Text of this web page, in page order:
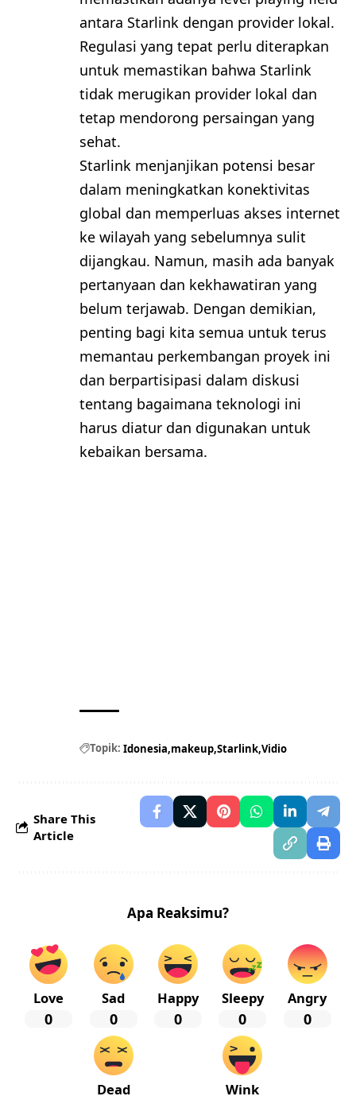
antara Starlink dengan provider lokal.
Regulasi yang tepat perlu diterapkan
untuk memastikan bahwa Starlink
tidak merugikan provider lokal dan
tetap mendorong persaingan yang
sehat.
Starlink menjanjikan potensi besar
dalam meningkatkan konektivitas
global dan memperluas akses internet
ke wilayah yang sebelumnya sulit
dijangkau. Namun, masih ada banyak
pertanyaan dan kekhawatiran yang
belum terjawab. Dengan demikian,
penting bagi kita semua untuk terus
memantau perkembangan proyek ini
dan berpartisipasi dalam diskusi
tentang bagaimana teknologi ini
harus diatur dan digunakan untuk
kebaikan bersama.
Topik: Idonesia makeup Starlink Vidio
Share This
Article
Apa Reaksimu?
Love
0
Sad
0
Happy
0
Sleepy
0
Angry
0
Dead Wink